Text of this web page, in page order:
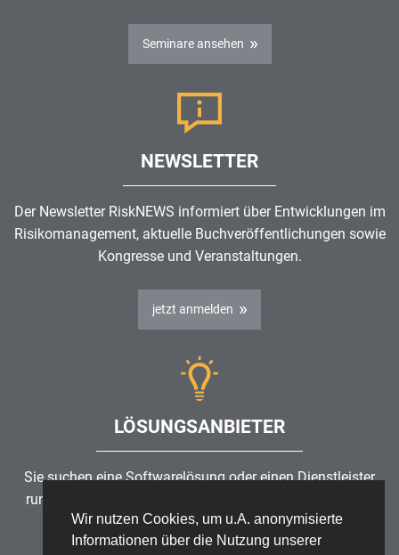
Wir nutzen Cookies, um u.A. anonymisierte
Informationen über die Nutzung unserer
Seminare ansehen
NEWSLETTER
Der Newsletter RiskNEWS informiert über Entwicklungen im
Risikomanagement, aktuelle Buchveröffentlichungen sowie
Kongresse und Veranstaltungen.
jetzt anmelden
LÖSUNGSANBIETER
Sie suchen eine Softwarelösung oder einen Dienstleister
rund um die Themen
ISMS?